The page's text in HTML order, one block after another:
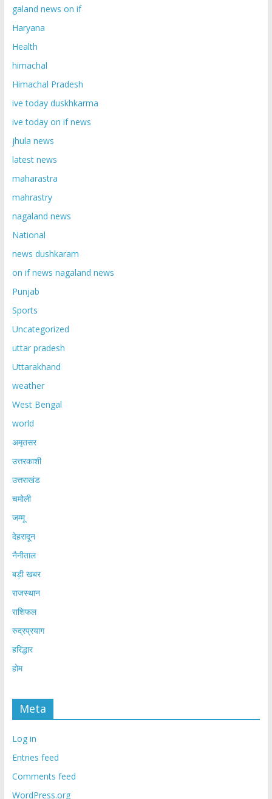
galand news on if
Haryana
Health
himachal
Himachal Pradesh
ive today duskhkarma
ive today on if news
jhula news
latest news
maharastra
mahrastry
nagaland news
National
news dushkaram
on if news nagaland news
Punjab
Sports
Uncategorized
uttar pradesh
Uttarakhand
weather
West Bengal
world
अमृतसर
उत्तरकाशी
उत्तराखंड
चमोली
जम्मू
देहरादून
नैनीताल
बड़ी खबर
राजस्थान
राशिफल
रुद्रप्रयाग
हरिद्धार
होम
Meta
Log in
Entries feed
Comments feed
WordPress.org